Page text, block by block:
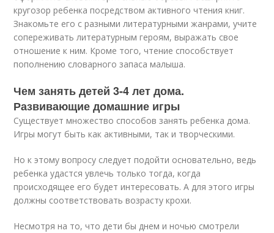
кругозор ребенка посредством активного чтения книг.
Знакомьте его с разными литературными жанрами, учите
сопереживать литературным героям, выражать свое
отношение к ним. Кроме того, чтение способствует
пополнению словарного запаса малыша.
Чем занять детей 3-4 лет дома.
Развивающие домашние игры
Существует множество способов занять ребенка дома.
Игры могут быть как активными, так и творческими.
Но к этому вопросу следует подойти основательно, ведь
ребенка удастся увлечь только тогда, когда
происходящее его будет интересовать. А для этого игры
должны соответствовать возрасту крохи.
Несмотря на то, что дети бы днем и ночью смотрели